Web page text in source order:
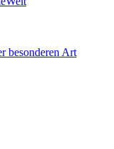
besonderen Art